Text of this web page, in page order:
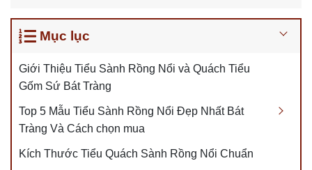
Mục lục
Giới Thiệu Tiểu Sành Rồng Nổi và Quách Tiểu
Gốm Sứ Bát Tràng
Top 5 Mẫu Tiểu Sành Rồng Nổi Đẹp Nhất Bát
Tràng Và Cách chọn mua
Kích Thước Tiểu Quách Sành Rồng Nổi Chuẩn